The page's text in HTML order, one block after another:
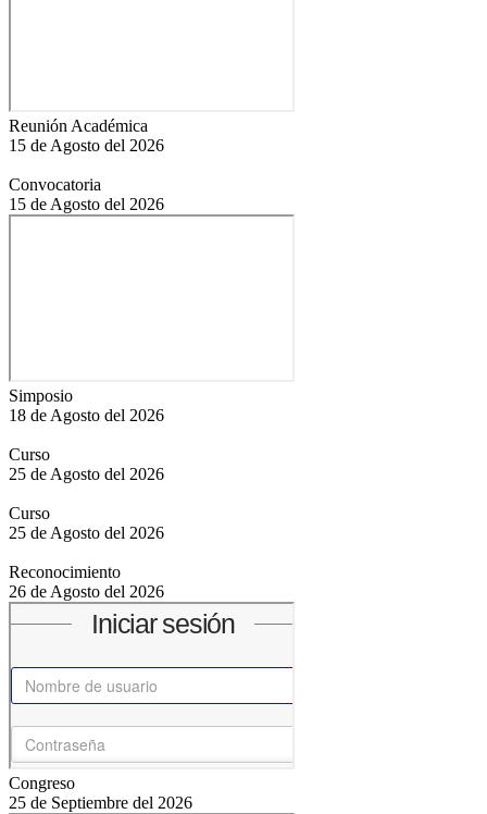
Reunión Académica
15 de Agosto del 2026
Convocatoria
15 de Agosto del 2026
Simposio
18 de Agosto del 2026
Curso
25 de Agosto del 2026
Curso
25 de Agosto del 2026
Reconocimiento
26 de Agosto del 2026
Congreso
25 de Septiembre del 2026